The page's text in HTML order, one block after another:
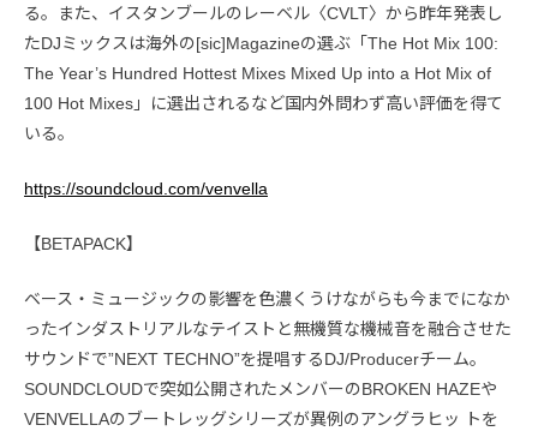
る。また、イスタンブールのレーベル〈CVLT〉から昨年発表し
たDJミックスは海外の[sic]Magazineの選ぶ「The Hot Mix 100:
The Year’s Hundred Hottest Mixes Mixed Up into a Hot Mix of
100 Hot Mixes」に選出されるなど国内外問わず高い評価を得て
いる。
https://soundcloud.com/venvella
【BETAPACK】
ベース・ミュージックの影響を色濃くうけながらも今までになか
ったインダストリアルなテイストと無機質な機械音を融合させた
サウンドで”NEXT TECHNO”を提唱するDJ/Producerチーム。
SOUNDCLOUDで突如公開されたメンバーのBROKEN HAZEや
VENVELLAのブートレッグシリーズが異例のアングラヒッ トを